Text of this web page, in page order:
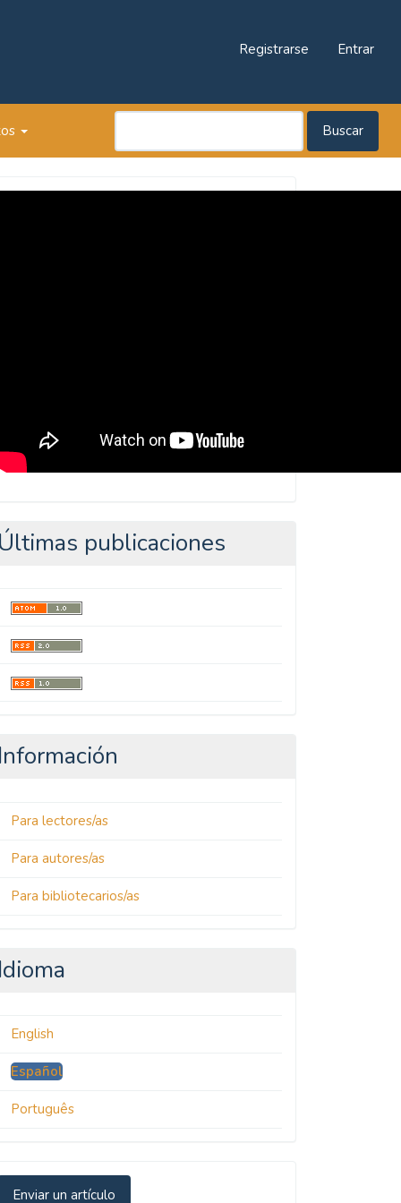
Registrarse Entrar
Buscar
Últimas publicaciones
Información
Para lectores/as
Para autores/as
Para bibliotecarios/as
Idioma
English
Español
Português
Enviar un artículo